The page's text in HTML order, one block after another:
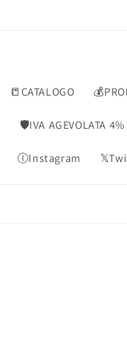
📒CATALOGO
🛡️IVA AGEVOLATA 4%
ⒾInstagram